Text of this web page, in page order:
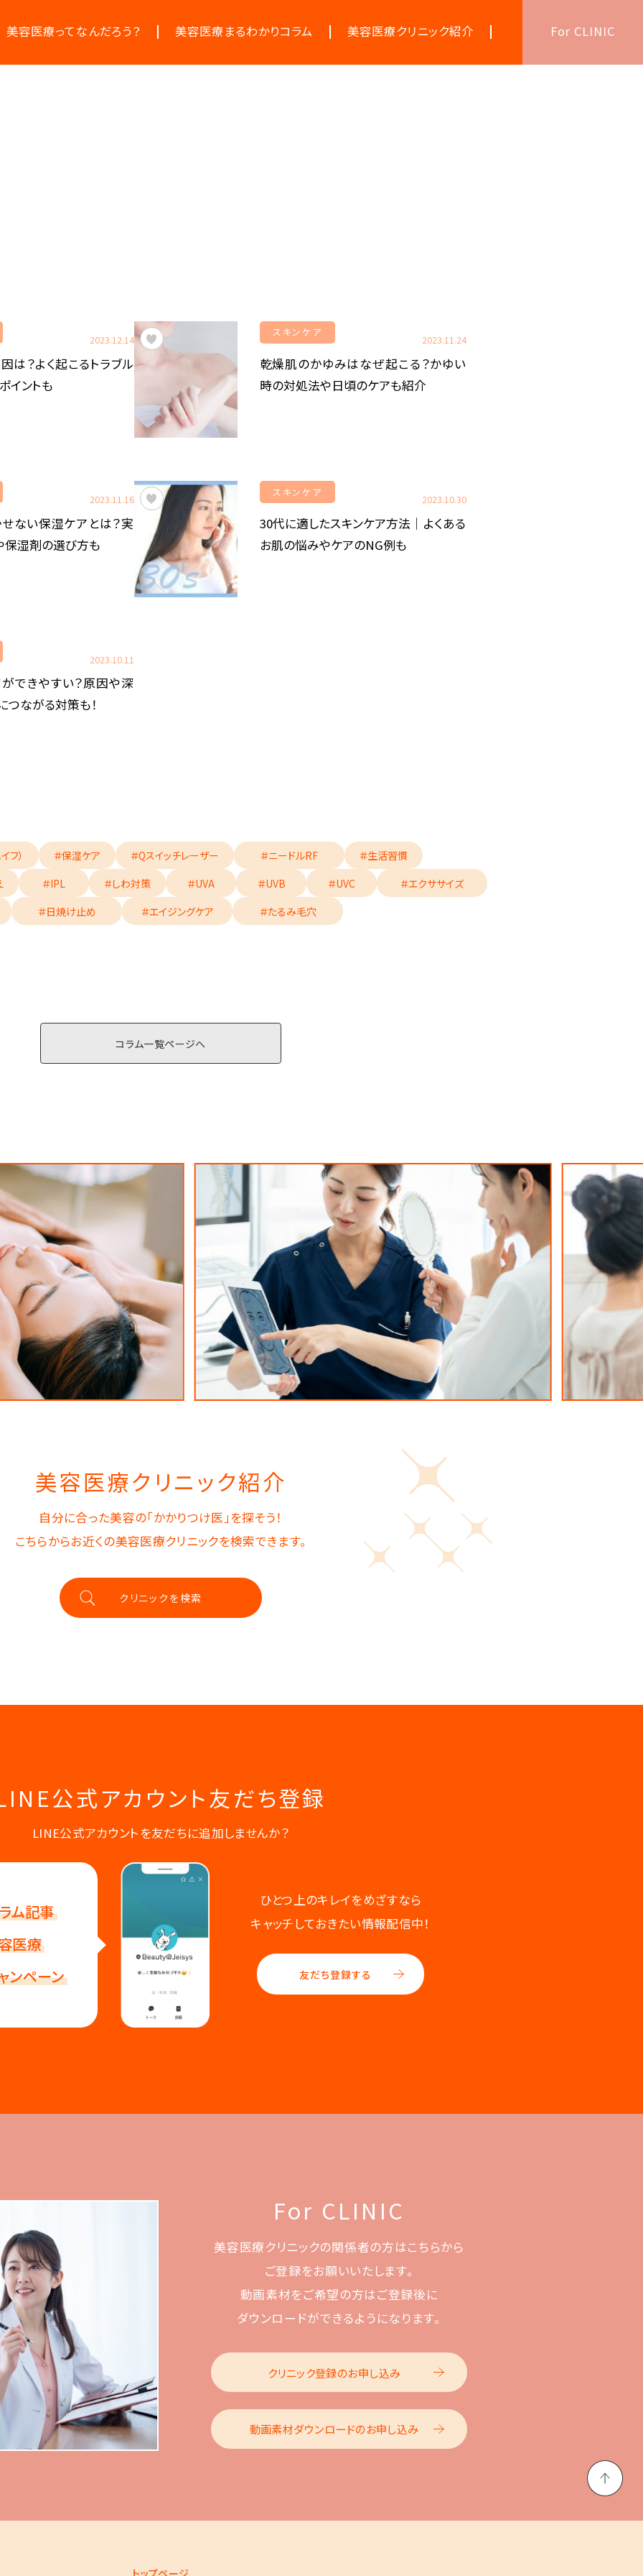
美容医療ってなんだろう？ 美容医療まるわかりコラム 美容医療クリニック紹介 For CLINIC
2023.12.14
は？よく起こるトラブル
イントも
スキンケア
2023.11.24
乾燥肌のかゆみはなぜ起こる？かゆい
時の対処法や日頃のケアも紹介
2023.11.16
ない保湿ケアとは？実
保湿剤の選び方も
スキンケア
2023.10.30
30代に適したスキンケア方法｜よくある
お肌の悩みやケアのNG例も
2023.10.11
できやすい？原因や深
つながる対策も！
フ） ＃保湿ケア ＃Qスイッチレーザー ＃ニードルRF
＃生活習慣
＃IPL ＃しわ対策 ＃UVA ＃UVB ＃UVC
＃エクササイズ
＃日焼け止め
＃エイジングケア ＃たるみ毛穴
コラム一覧ページへ
美容医療クリニック紹介
自分に合った美容の「かかりつけ医」を探そう！
こちらからお近くの美容医療クリニックを検索できます。
クリニックを検索
公式アカウント友だち登録
LINE公式アカウントを友だちに追加しませんか？
ム記事
医療
ンペーン
ひとつ上のキレイをめざすなら
キャッチしておきたい情報配信中！
友だち登録する
For CLINIC
美容医療クリニックの関係者の方はこちらから
ご登録をお願いいたします。
動画素材をご希望の方はご登録後に
ダウンロードができるようになります。
クリニック登録のお申し込み
動画素材ダウンロードのお申し込み
トップページ